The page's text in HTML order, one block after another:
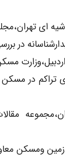
رابطه
روستایی در
ملی